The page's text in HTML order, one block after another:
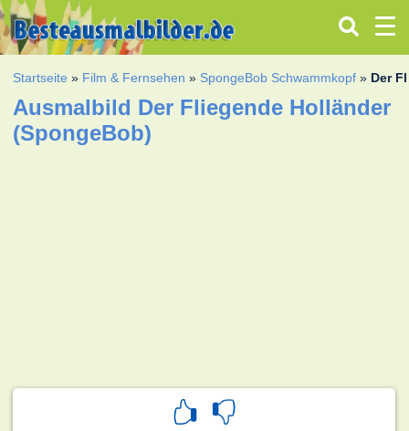
Startseite » Film & Fernsehen » SpongeBob Schwammkopf » Der
Ausmalbild Der Fliegende Holländer
(SpongeBob)